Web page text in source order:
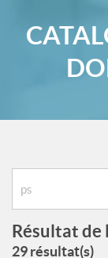
Résultat de
29 résultat(s)